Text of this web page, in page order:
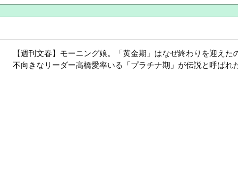
【週刊文春】モーニング娘。「黄金期」はなぜ終わりを迎えた
不向きなリーダー高橋愛率いる「プラチナ期」が伝説と呼ばれ